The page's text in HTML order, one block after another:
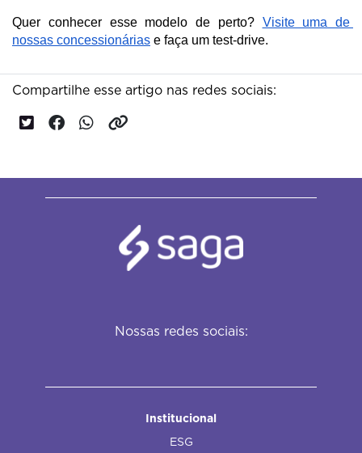
Quer conhecer esse modelo de perto? Visite uma de
nossas concessionárias e faça um test-drive.
Compartilhe esse artigo nas redes sociais:
Nossas redes sociais:
Institucional
ESG